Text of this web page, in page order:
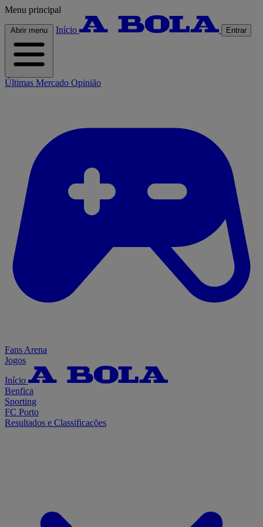
Menu principal
Abrir menu Início Entrar
Últimas Mercado Opinião
Fans Arena
Jogos
Início
Benfica
Sporting
FC Porto
Resultados e Classificações